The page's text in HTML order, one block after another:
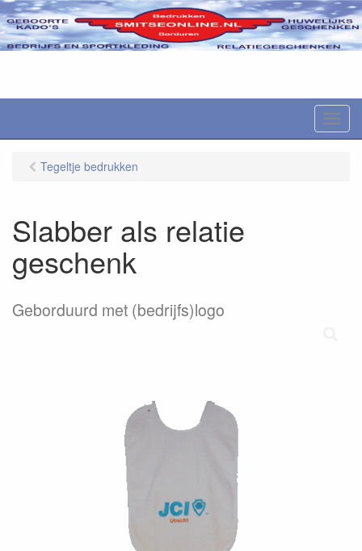
M
e
Tegeltje bedrukken
Slabber als relatie
geschenk
Geborduurd met (bedrijfs)logo